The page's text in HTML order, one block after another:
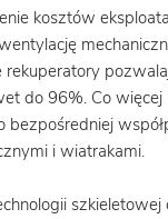
kosztów
rekuperatory
do 96%. Co
bezpośredniej
i wiatrakami.
szkieletowej